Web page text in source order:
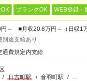
ブランクOK WEB登録・
～ ■月収20.8万円～（日収1
別途支給あり
通費規定内支給
/ 日吉町駅 / 音羽町駅 / …